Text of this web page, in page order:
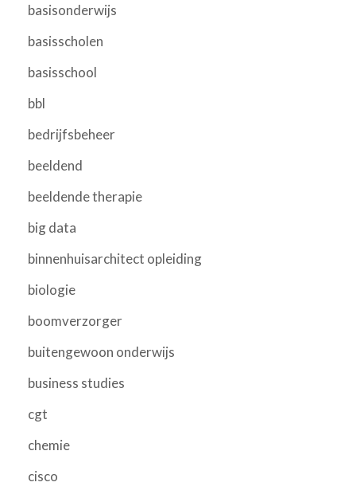
basisonderwijs
basisscholen
basisschool
bbl
bedrijfsbeheer
beeldend
beeldende therapie
big data
binnenhuisarchitect opleiding
biologie
boomverzorger
buitengewoon onderwijs
business studies
cgt
chemie
cisco